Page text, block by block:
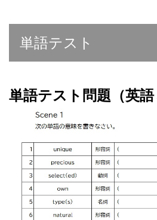
単語テスト
単語テスト問題（英語